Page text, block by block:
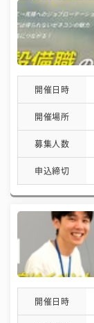
開催日時
開催場所
募集人数
申込締切
開催日時